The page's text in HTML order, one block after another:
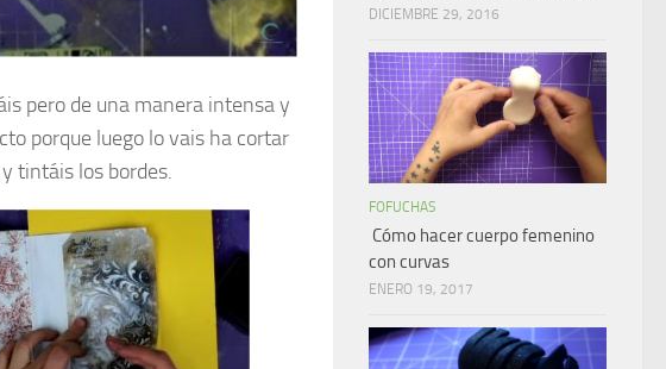
pero de una manera intensa y
porque luego lo vais ha cortar
tintáis los bordes.
DICIEMBRE 29, 2016
FOFUCHAS
Cómo hacer cuerpo femenino
con curvas
ENERO 19, 2017